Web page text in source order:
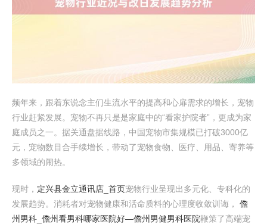
频年来，跟着东说念主们生流水平的提高和心扉需求的增长，宠物
行业赶紧发展。宠物不再只是是家庭中的“看家护院者”，更成为家
庭成员之一。据关通盘据线路，中国宠物市集规模已打破3000亿
元，宠物数目合手续增长，带动了宠物食物、医疗、用品、寄养等
多领域的闹热。
现时， 定兴县金立通讯店_首页宠物行业呈现出多元化、专科化的
发展趋势。消耗者对宠物健康和活命质料的心理度收敛训诲， 儋
州男科_儋州看男科哪家医院好―儋州男健男科医院鞭策了高端宠